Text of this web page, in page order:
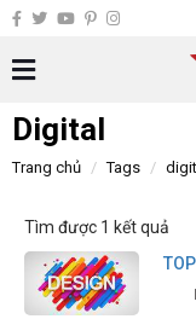
Digital
Trang chủ Tags
Tìm được 1 kết quả